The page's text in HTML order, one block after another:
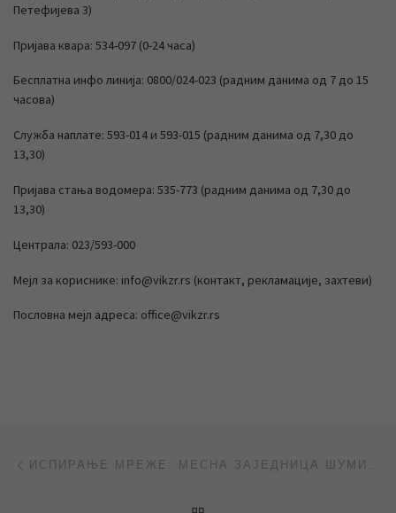
Петефијева 3)
Пријава квара: 534-097 (0-24 часа)
Бесплатна инфо линија: 0800/024-023 (радним данима од 7 до 15
часова)
Служба наплате: 593-014 и 593-015 (радним данима од 7,30 до
13,30)
Пријава стања водомера: 535-773 (радним данима од 7,30 до
13,30)
Централа: 023/593-000
Мејл за кориснике: info@vikzr.rs (контакт, рекламације, захтеви)
Пословна мејл адреса: office@vikzr.rs
Post navigation ИСПИРАЊЕ МРЕЖЕ: МЕСНА ЗАЈЕДНИЦА ШУМИЦА И ИНДУСТРИЈСКА ЗОНА „БАГЉАШ“